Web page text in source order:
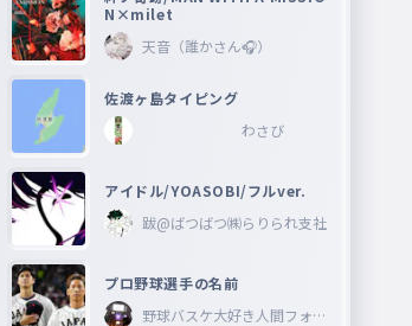
N×milet
天音（誰かさん🎧）
佐渡ヶ島タイピング
わさび
アイドル/YOASOBI/フルver.
跋@ばつばつ㈱らりられ支社
プロ野球選手の名前
野球バスケ大好き人間フォロ